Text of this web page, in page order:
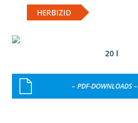
HERBIZID
20 l
– PDF-DOWNLOADS –